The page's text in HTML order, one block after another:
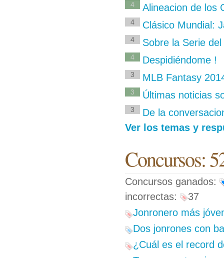
4 Alineacion de los
4 Clásico Mundial:
4 Sobre la Serie
4 Despidiéndome !
3 MLB Fantasy
3 Últimas noticias
3
De la
Ver los temas y
Concursos:
Concursos ganados:
incorrectas:
37
Jonronero más
Dos jonrones con
¿Cuál es el record